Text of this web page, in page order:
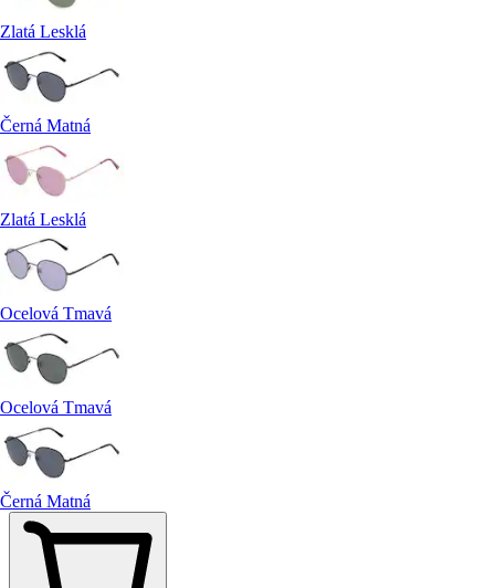
Zlatá Lesklá
Černá Matná
Zlatá Lesklá
Ocelová Tmavá
Ocelová Tmavá
Černá Matná